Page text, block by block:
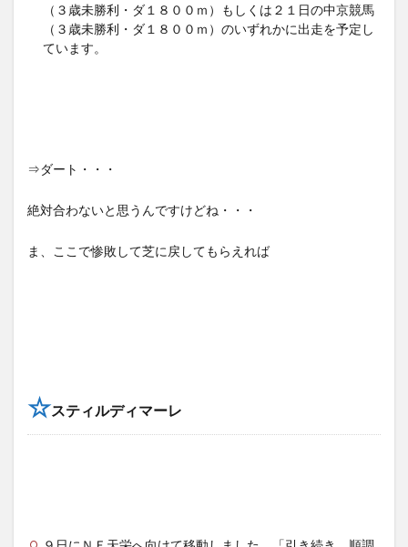
（３歳未勝利・ダ１８００ｍ）もしくは２１日の中京競馬
（３歳未勝利・ダ１８００ｍ）のいずれかに出走を予定し
ています。
⇒ダート・・・
絶対合わないと思うんですけどね・・・
ま、ここで惨敗して芝に戻してもらえれば
☆スティルディマーレ